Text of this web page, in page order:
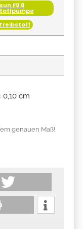
F9.8
0,10 cm
genauen Maß!